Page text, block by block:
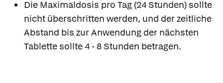
Die Maximaldosis pro Tag (24 Stunden) sollte
nicht überschritten werden, und der zeitliche
Abstand bis zur Anwendung der nächsten
Tablette sollte 4 - 8 Stunden betragen.